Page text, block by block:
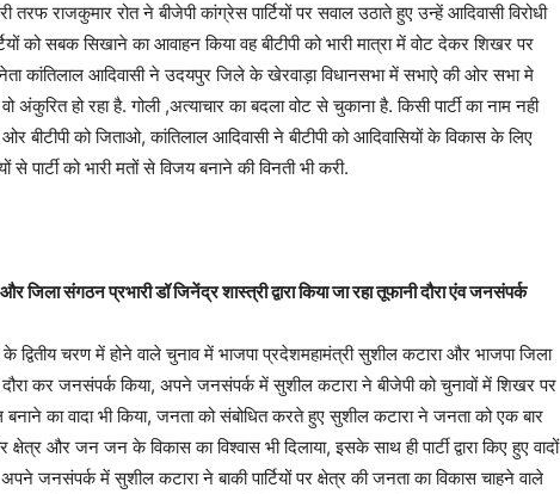
राजकुमार रोत ने बीजेपी कांग्रेस पार्टियों पर सवाल उठाते हुए उन्हें आदिवासी विरोधी
को सबक सिखाने का आवाहन किया वह बीटीपी को भारी मात्रा में वोट देकर शिखर पर
नेता कांतिलाल आदिवासी ने उदयपुर जिले के खेरवाड़ा विधानसभा में सभाऐ की ओर सभा मे
अंकुरित हो रहा है. गोली ,अत्याचार का बदला वोट से चुकाना है. किसी पार्टी का नाम नही
बीटीपी को जिताओ, कांतिलाल आदिवासी ने बीटीपी को आदिवासियों के विकास के लिए
से पार्टी को भारी मतों से विजय बनाने की विनती भी करी.
जिला संगठन प्रभारी डॉ जिनेंद्र शास्त्री द्वारा किया जा रहा तूफानी दौरा एंव जनसंपर्क
द्वितीय चरण में होने वाले चुनाव में भाजपा प्रदेशमहामंत्री सुशील कटारा और भाजपा जिला
कर जनसंपर्क किया, अपने जनसंपर्क में सुशील कटारा ने बीजेपी को चुनावों में शिखर पर
का वादा भी किया, जनता को संबोधित करते हुए सुशील कटारा ने जनता को एक बार
और जन जन के विकास का विश्वास भी दिलाया, इसके साथ ही पार्टी द्वारा किए हुए वादों
जनसंपर्क में सुशील कटारा ने बाकी पार्टियों पर क्षेत्र की जनता का विकास चाहने वाले